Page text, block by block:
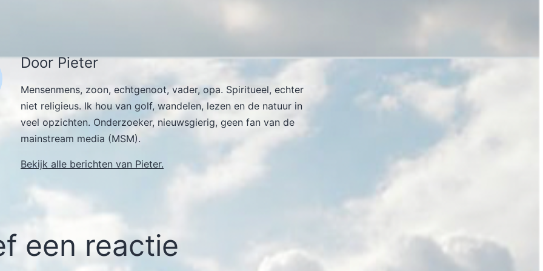
Door Pieter
Mensenmens, zoon, echtgenoot, vader, opa. Spiritueel, echter
niet religieus. Ik hou van golf, wandelen, lezen en de natuur in
veel opzichten. Onderzoeker, nieuwsgierig, geen fan van de
mainstream media (MSM).
Bekijk alle berichten van Pieter.
een reactie